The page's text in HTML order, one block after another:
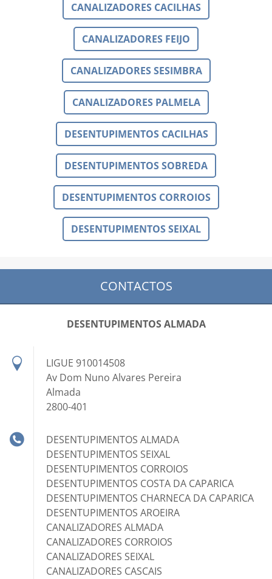
CANALIZADORES CACILHAS
CANALIZADORES FEIJO
CANALIZADORES SESIMBRA
CANALIZADORES PALMELA
DESENTUPIMENTOS CACILHAS
DESENTUPIMENTOS SOBREDA
DESENTUPIMENTOS CORROIOS
DESENTUPIMENTOS SEIXAL
CONTACTOS
DESENTUPIMENTOS ALMADA
LIGUE 910014508
Av Dom Nuno Alvares Pereira
Almada
2800-401
DESENTUPIMENTOS ALMADA
DESENTUPIMENTOS SEIXAL
DESENTUPIMENTOS CORROIOS
DESENTUPIMENTOS COSTA DA CAPARICA
DESENTUPIMENTOS CHARNECA DA CAPARICA
DESENTUPIMENTOS AROEIRA
CANALIZADORES ALMADA
CANALIZADORES CORROIOS
CANALIZADORES SEIXAL
CANALIZADORES CASCAIS